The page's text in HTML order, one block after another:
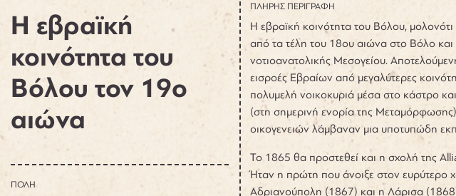
Η εβραϊκή
κοινότητα του
Βόλου τον 19ο
αιώνα
ΠΟΛΗ
ΠΛΗΡΗΣ ΠΕΡΙΓΡΑΦΗ
Η εβραϊκή κοινότητα του Βόλου,
από τα τέλη του 18ου αιώνα στο Βόλο και
νοτιοανατολικής Μεσογείου.
εισροές Εβραίων από μεγαλύτερες
πολυμελή νοικοκυριά μέσα στο κάστρο
(στη σημερινή ενορία της
οικογενειών λάμβαναν μια υποτυπώδη
Το 1865 θα προστεθεί και η σχολή της
Ήταν η πρώτη που άνοιξε στον ευρύτερο
Αδριανούπολη (1867) και η Λάρισα